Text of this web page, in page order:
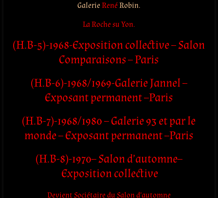
GalerieRenéRobin.
La Roche su Yon.
(H.B-5)-1968-Exposition collective – Salon
Comparaisons – Paris
(H.B-6)-1968/1969-Galerie Jannel –
Exposant permanent –Paris
(H.B-7)-1968/1980 – Galerie 93 et par le
monde – Exposant permanent –Paris
(H.B-8)-1970– Salon d’automne–
Exposition collective
Devient Sociétaire du Salon d’automne